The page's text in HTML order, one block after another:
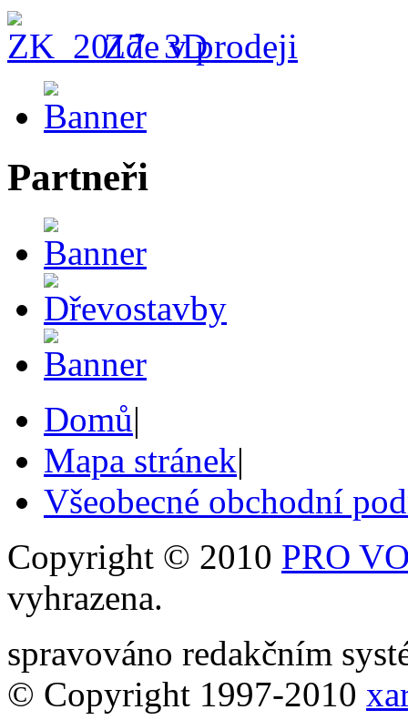
Zde v prodeji
Partneři
Domů|
Mapa stránek|
Všeobecné obchodní
Copyright © 2010 PRO
vyhrazena.
spravováno redakčním
© Copyright 1997-2010